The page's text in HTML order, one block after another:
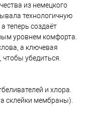
из немецкого
технологичную
теперь создаёт
уровнем комфорта.
а ключевая
убедиться.
и хлора.
склейки мембраны).